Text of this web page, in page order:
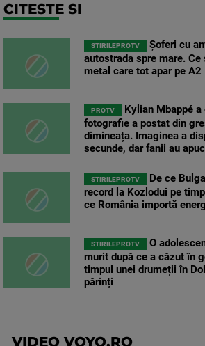
CITESTE SI
STIRILEPROTV
Șoferi cu
autostrada spre mare. Ce
metal care tot apar pe A2
PROTV
Kylian Mbappé
fotografie a postat din
dimineața. Imaginea a
secunde, dar fanii au
STIRILEPROTV
De ce
record la Kozlodui pe
ce România importă
STIRILEPROTV
O
murit după ce a căzut în
timpul unei drumeții în
părinți
VIDEO VOYO.RO